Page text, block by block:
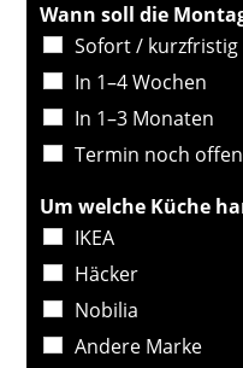
Wann soll die
Sofort / kurzfristig
In 1–4 Wochen
In 1–3 Monaten
Termin noch offen
Um welche Küche
IKEA
Häcker
Nobilia
Andere Marke